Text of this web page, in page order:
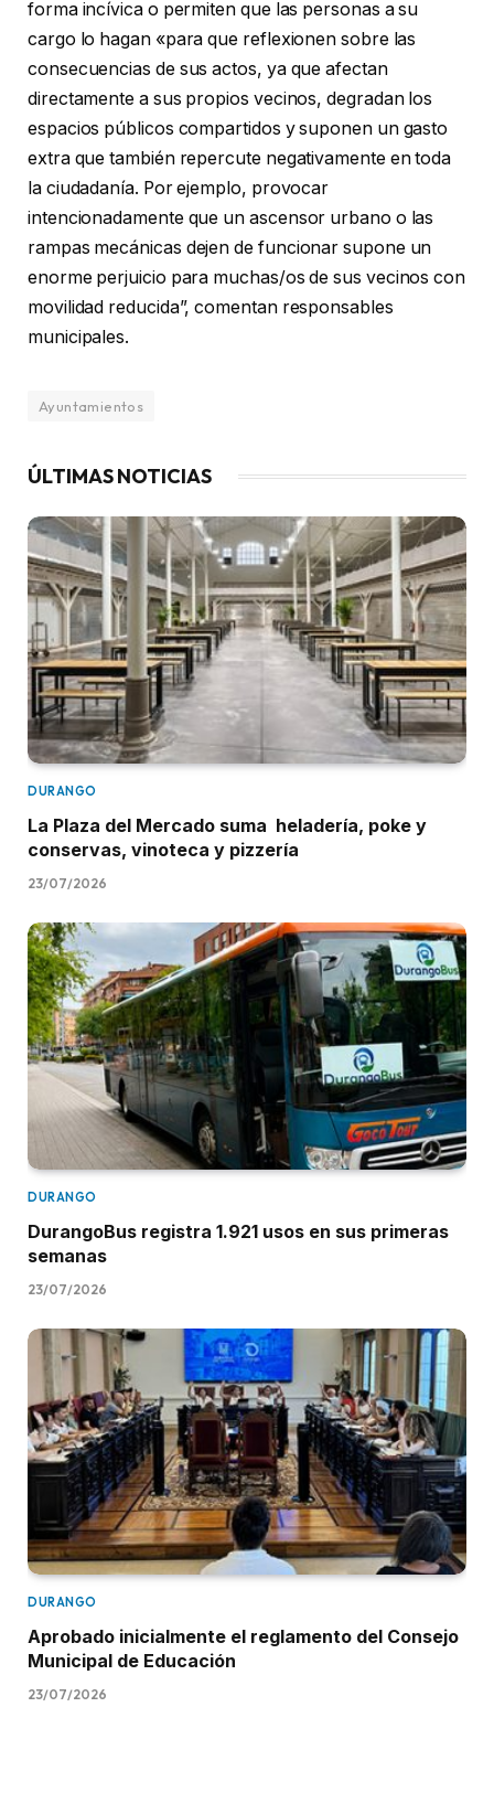
forma incívica o permiten que las personas a su
cargo lo hagan «para que reflexionen sobre las
consecuencias de sus actos, ya que afectan
directamente a sus propios vecinos, degradan los
espacios públicos compartidos y suponen un gasto
extra que también repercute negativamente en toda
la ciudadanía. Por ejemplo, provocar
intencionadamente que un ascensor urbano o las
rampas mecánicas dejen de funcionar supone un
enorme perjuicio para muchas/os de sus vecinos con
movilidad reducida”, comentan responsables
municipales.
Ayuntamientos
ÚLTIMAS NOTICIAS
DURANGO
La Plaza del Mercado suma heladería, poke y
conservas, vinoteca y pizzería
23/07/2026
DURANGO
DurangoBus registra 1.921 usos en sus primeras
semanas
23/07/2026
DURANGO
Aprobado inicialmente el reglamento del Consejo
Municipal de Educación
23/07/2026